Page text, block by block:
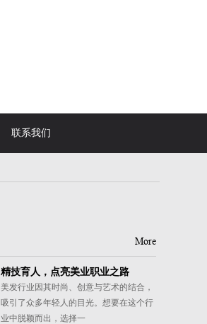
联系我们
More
精技育人，点亮美业职业之路
美发行业因其时尚、创意与艺术的结合，
吸引了众多年轻人的目光。想要在这个行
业中脱颖而出，选择一